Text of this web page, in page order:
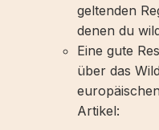
geltenden
denen du
Eine gute
über das
Artikel: